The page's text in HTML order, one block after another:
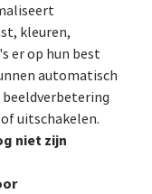
kleuren,
er op hun best
automatisch
beeldverbetering
uitschakelen.
niet zijn